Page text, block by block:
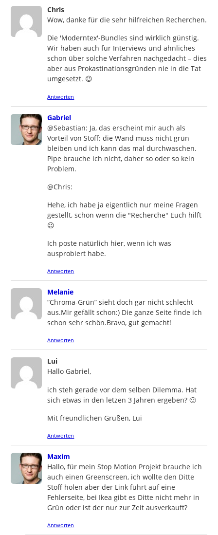
Chris
Wow, danke für die sehr hilfreichen Recherchen.
Die 'Moderntex'-Bundles sind wirklich günstig.
Wir haben auch für Interviews und ähnliches
schon über solche Verfahren nachgedacht – dies
aber aus Prokastinationsgründen nie in die Tat
umgesetzt. 😉
Antworten
Gabriel
@Sebastian: Ja, das erscheint mir auch als
Vorteil von Stoff: die Wand muss nicht grün
bleiben und ich kann das mal durchwaschen.
Pipe brauche ich nicht, daher so oder so kein
Problem.
@Chris:
Hehe, ich habe ja eigentlich nur meine Fragen
gestellt, schön wenn die "Recherche" Euch hilft
😉
Ich poste natürlich hier, wenn ich was
ausprobiert habe.
Antworten
Melanie
“Chroma-Grün” sieht doch gar nicht schlecht
aus.Mir gefällt schon:) Die ganze Seite finde ich
schon sehr schön.Bravo, gut gemacht!
Antworten
Lui
Hallo Gabriel,
ich steh gerade vor dem selben Dilemma. Hat
sich etwas in den letzen 3 Jahren ergeben? 🙂
Mit freundlichen Grüßen, Lui
Antworten
Maxim
Hallo, für mein Stop Motion Projekt brauche ich
auch einen Greenscreen, ich wollte den Ditte
Stoff holen aber der Link führt auf eine
Fehlerseite, bei Ikea gibt es Ditte nicht mehr in
Grün oder ist der nur zur Zeit ausverkauft?
Antworten